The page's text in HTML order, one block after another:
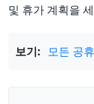
및 휴가 계획을
보기: 모든 공